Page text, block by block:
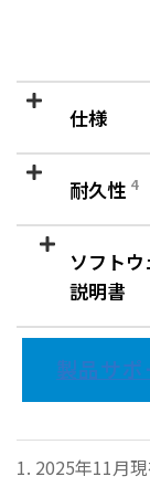
仕様
耐久性 4
ソフト
説明書
製品サポ
2025年11月